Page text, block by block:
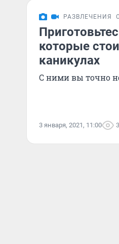
РАЗВЛЕЧЕНИЯ
которые
каникулах
С ними вы точно
3 января, 2021, 11:00